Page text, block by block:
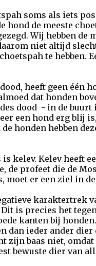
soms als iets
hond de meeste
Wij hebben de
niet altijd
te hebben.
heeft geen één
dat honden
dood - in de buurt
een hond erg blij
honden hebben
kelev. Kelev heeft
de profeet die de
moet er een ziel in
karaktertrek
is precies het
kanten bij
dan ieder ander
zijn baas niet,
bewuste dier van